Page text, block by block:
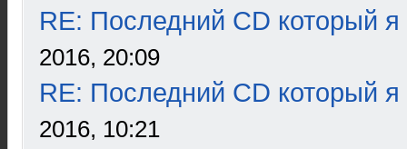
RE: Последний CD который я
2016, 20:09
RE: Последний CD который я
2016, 10:21